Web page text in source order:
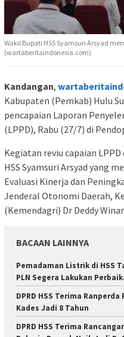
Wakil Bupati HSS Syamsuri Arsyad
(wartaberitaindonesia.com)
Kandangan,
Kabupaten (Pemkab) Hulu
pencapaian Laporan
(LPPD), Rabu (27/7) di
Kegiatan reviu capaian
HSS Syamsuri Arsyad yang
Evaluasi Kinerja dan
Jenderal Otonomi Daerah,
(Kemendagri) Dr Deddy
BACAAN LAINNYA
Pemadaman Listrik di HSS
PLN Segera Lakukan
DPRD HSS Terima
Kades Jadi 8 Tahun
DPRD HSS Terima